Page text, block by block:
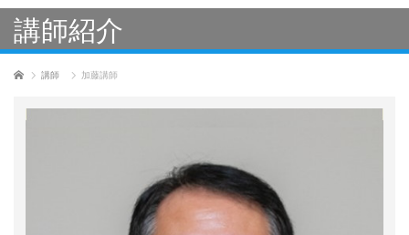
講師紹介
ホーム 講師 加藤講師